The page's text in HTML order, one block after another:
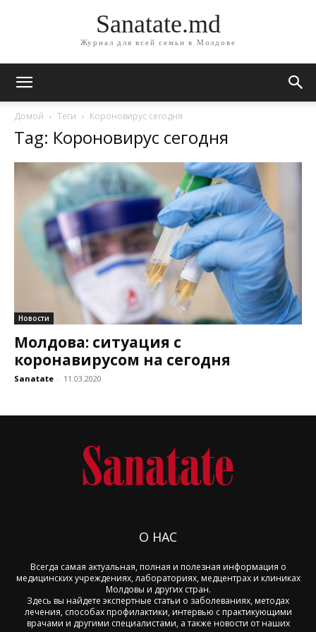
Sanatate.md
Журнал для всей семьи в Молдове
Домой Теги Короновирус сегодня
Tag: Короновирус сегодня
Новости
Молдова: ситуация с
коронавирусом на сегодня
Sanatate - 11.03.2020
О НАС
Всегда самая актуальная, полная и полезная информация о
медицинских учреждениях, лабораториях, медцентрах и клиниках
Молдовы и других стран.
Здесь вы найдете экспертные статьи о заболеваниях, методах
лечения, способах профилактики, интервью с практикующими
врачами и другими специалистами, а также новости от наших